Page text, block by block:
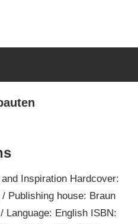
Uffelen
Inspiration Hardcover:
Publishing house: Braun
Language: English ISBN: